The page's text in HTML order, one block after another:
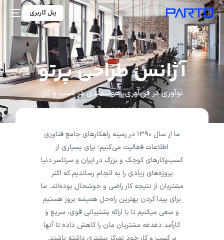
پنل کاربری
آژانس طراحی پرتو
نوآوری در فن‌آوری، هوشمندی در کسب و کار
ما از سال ۱۳۹۰ در زمینه راهکارهای جامع فناوری
اطلاعات فعالیت می‌کنیم؛ برای بسیاری از
کسب‌و‌کارهای کوچک و بزرگ در ایران و سرتاسر دنیا
پروژه‌های زیادی را به انجام رساندیم که اکثر
مشتریان از نتیجه کار راضی و خوشحال بوده‌اند. ما
برای پیدا کردن بهترین راه‌حل همیشه بروز هستیم
و سعی میکنیم تا با ارائه پشتیبانی قوی، سریع و
کارآمد دغدغه مشتریان مان را کاهش داده تا آنها